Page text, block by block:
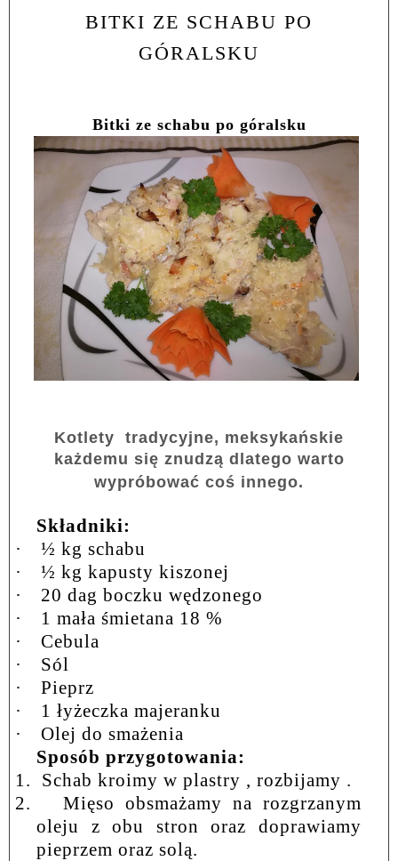
BITKI ZE SCHABU PO
GÓRALSKU
Bitki ze schabu po góralsku
Kotlety
tradycyjne, meksykańskie
każdemu się znudzą dlatego warto
wypróbować coś innego.
Składniki:
·
½ kg schabu
·
½ kg kapusty kiszonej
·
20 dag boczku wędzonego
·
1 mała śmietana 18 %
·
Cebula
·
Sól
·
Pieprz
·
1 łyżeczka majeranku
·
Olej do smażenia
Sposób przygotowania:
1.
Schab kroimy w plastry , rozbijamy .
2.
Mięso obsmażamy na rozgrzanym
oleju z obu stron oraz doprawiamy
pieprzem oraz solą.